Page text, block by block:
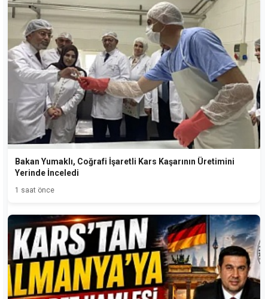
Bakan Yumaklı, Coğrafi İşaretli Kars Kaşarının Üretimini
Yerinde İnceledi
1 saat önce